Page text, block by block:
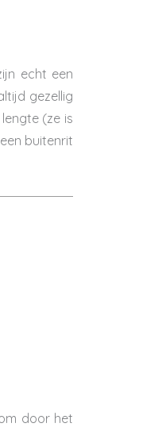
echt een
gezellig
(ze is
buitenrit
door het